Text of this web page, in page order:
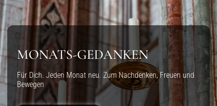
MONATS-GEDANKEN
Für Dich. Jeden Monat neu. Zum Nachdenken, Freuen und
Bewegen